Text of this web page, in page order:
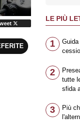
LE PIÙ
1
2
tutte
sfida
3
Più